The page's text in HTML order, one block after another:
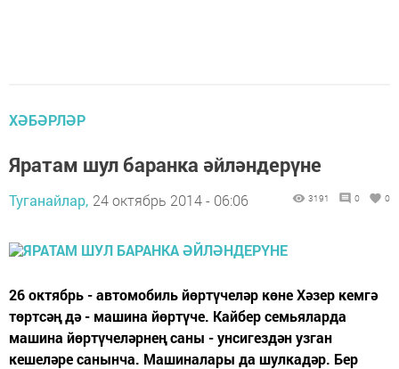
ХӘБӘРЛӘР
Яратам шул баранка әйләндерүне
Туганайлар, 24 октябрь 2014 - 06:06 3191 0 0
26 октябрь - автомобиль йөртүчеләр көне Хәзер кемгә
төртсәң дә - машина йөртүче. Кайбер семьяларда
машина йөртүчеләрнең саны - унсигездән узган
кешеләре санынча. Машиналары да шулкадәр. Бер